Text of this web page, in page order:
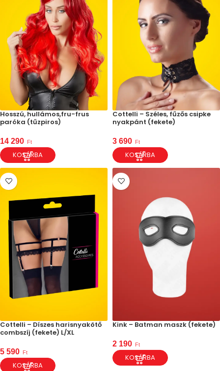
Hosszú, hullámos,fru-frus
paróka (tűzpiros)
14 290 Ft
KOSÁRBA
Cottelli – Széles, fűzős csipke
nyakpánt (fekete)
3 690 Ft
KOSÁRBA
Cottelli – Díszes harisnyakötő
combszíj (fekete) L/XL
5 590 Ft
KOSÁRBA
Kink – Batman maszk (fekete)
2 190 Ft
KOSÁRBA